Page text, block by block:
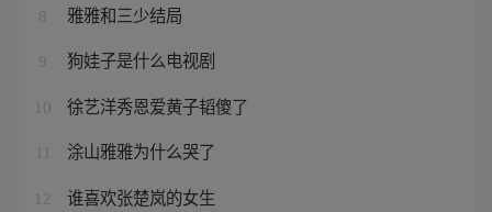
8 雅雅和三少结局
9 狗娃子是什么电视剧
10 徐艺洋秀恩爱黄子韬傻了
涂山雅雅为什么哭了
12 谁喜欢张楚岚的女生